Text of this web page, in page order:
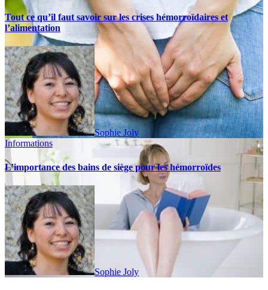
Tout ce qu’il faut savoir sur les crises hémorroïdaires et
l’alimentation
Sophie Joly
Informations
L’importance des bains de siège pour les hémorroïdes
Sophie Joly